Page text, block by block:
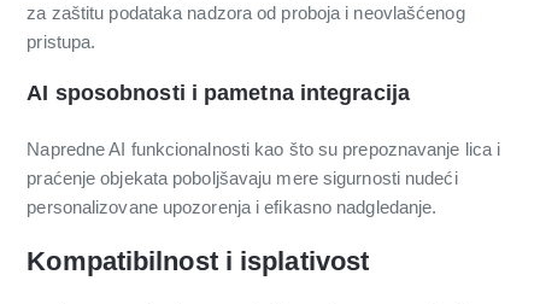
za zaštitu podataka nadzora od proboja i neovlašćenog
pristupa.
AI sposobnosti i pametna integracija
Napredne AI funkcionalnosti kao što su prepoznavanje lica i
praćenje objekata poboljšavaju mere sigurnosti nudeći
personalizovane upozorenja i efikasno nadgledanje.
Kompatibilnost i isplativost